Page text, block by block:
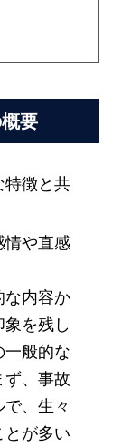
要
特徴と共
情や直感
な内容か
を残し
一般的な
ず、事故
、生々
とが多い